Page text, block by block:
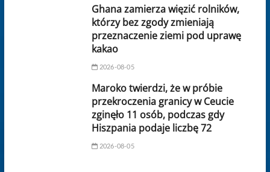
Ghana zamierza więzić rolników,
którzy bez zgody zmieniają
przeznaczenie ziemi pod uprawę
kakao
2026-08-05
Maroko twierdzi, że w próbie
przekroczenia granicy w Ceucie
zginęło 11 osób, podczas gdy
Hiszpania podaje liczbę 72
2026-08-05